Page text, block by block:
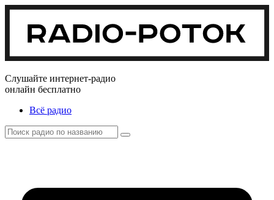
Слушайте интернет-радио
онлайн бесплатно
Всё радио